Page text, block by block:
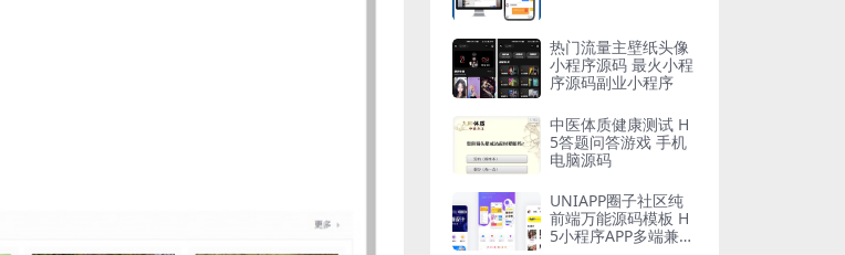
热门流量主壁纸头像
小程序源码 最火小程
序源码副业小程序
中医体质健康测试 H
5答题问答游戏 手机
电脑源码
UNIAPP圈子社区纯
前端万能源码模板 H
5小程序APP多端兼容